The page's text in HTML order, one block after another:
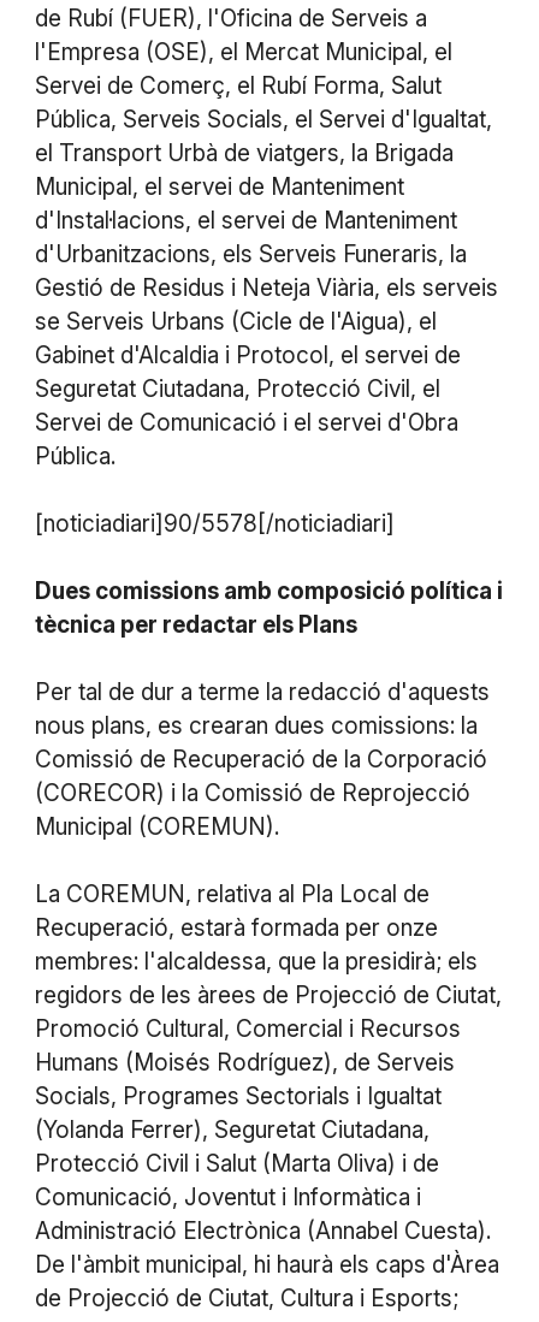
de Rubí (FUER), l'Oficina de Serveis a
l'Empresa (OSE), el Mercat Municipal, el
Servei de Comerç, el Rubí Forma, Salut
Pública, Serveis Socials, el Servei d'Igualtat,
el Transport Urbà de viatgers, la Brigada
Municipal, el servei de Manteniment
d'Instal·lacions, el servei de Manteniment
d'Urbanitzacions, els Serveis Funeraris, la
Gestió de Residus i Neteja Viària, els serveis
se Serveis Urbans (Cicle de l'Aigua), el
Gabinet d'Alcaldia i Protocol, el servei de
Seguretat Ciutadana, Protecció Civil, el
Servei de Comunicació i el servei d'Obra
Pública.
[noticiadiari]90/5578[/noticiadiari]
Dues comissions amb composició política i
tècnica per redactar els Plans
Per tal de dur a terme la redacció d'aquests
nous plans, es crearan dues comissions: la
Comissió de Recuperació de la Corporació
(CORECOR) i la Comissió de Reprojecció
Municipal (COREMUN).
La COREMUN, relativa al Pla Local de
Recuperació, estarà formada per onze
membres: l'alcaldessa, que la presidirà; els
regidors de les àrees de Projecció de Ciutat,
Promoció Cultural, Comercial i Recursos
Humans (Moisés Rodríguez), de Serveis
Socials, Programes Sectorials i Igualtat
(Yolanda Ferrer), Seguretat Ciutadana,
Protecció Civil i Salut (Marta Oliva) i de
Comunicació, Joventut i Informàtica i
Administració Electrònica (Annabel Cuesta).
De l'àmbit municipal, hi haurà els caps d'Àrea
de Projecció de Ciutat, Cultura i Esports;